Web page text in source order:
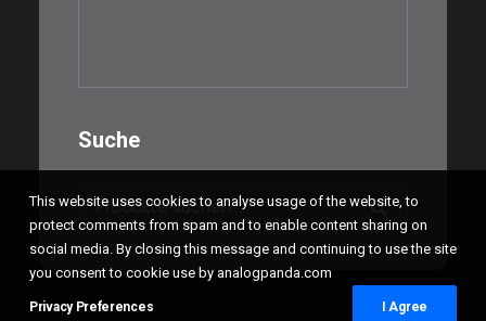
Suche
Suchen
nach:
This website uses cookies to analyse usage of the website, to
protect comments from spam and to enable content sharing on
social media. By closing this message and continuing to use the site
you consent to cookie use by analogpanda.com
Privacy Preferences I Agree